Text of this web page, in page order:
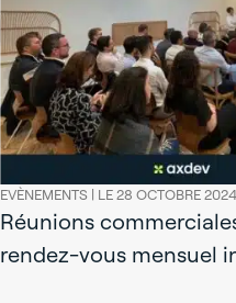
EVÈNEMENTS | LE 28 OCTOBRE 2024
Réunions
rendez-vous mensuel